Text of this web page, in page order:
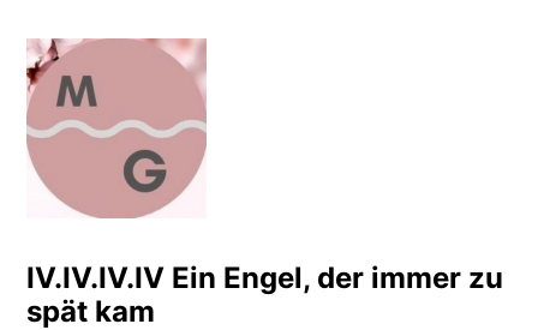
Zum
Inhalt
springen
Meditation Bauer Busche
Leben einfach? Einfach leben!
IV.IV.IV.IV Ein Engel, der immer zu
spät kam